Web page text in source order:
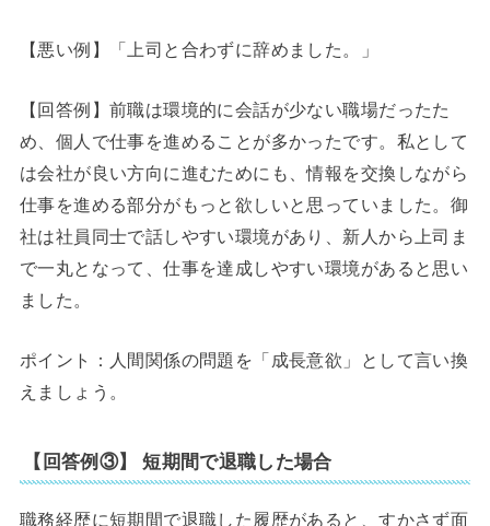
【悪い例】「上司と合わずに辞めました。」
【回答例】前職は環境的に会話が少ない職場だったた
め、個人で仕事を進めることが多かったです。私として
は会社が良い方向に進むためにも、情報を交換しながら
仕事を進める部分がもっと欲しいと思っていました。御
社は社員同士で話しやすい環境があり、新人から上司ま
で一丸となって、仕事を達成しやすい環境があると思い
ました。
ポイント：人間関係の問題を「成長意欲」として言い換
えましょう。
【回答例③】 短期間で退職した場合
職務経歴に短期間で退職した履歴があると、すかさず面